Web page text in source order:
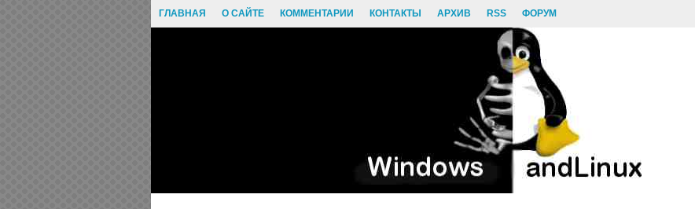
ГЛАВНАЯ О САЙТЕ КОММЕНТАРИИ КОНТАКТЫ АРХИВ RSS ФОРУМ